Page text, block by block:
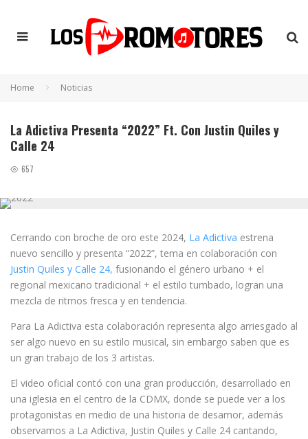
Home Noticias
La Adictiva Presenta “2022” Ft. Con Justin Quiles y
Calle 24
657
Cerrando con broche de oro este 2024, La Adictiva estrena
nuevo sencillo y presenta “2022”, tema en colaboración con
Justin Quiles y Calle 24, fusionando el género urbano + el
regional mexicano tradicional + el estilo tumbado, logran una
mezcla de ritmos fresca y en tendencia.
Para La Adictiva esta colaboración representa algo arriesgado al
ser algo nuevo en su estilo musical, sin embargo saben que es
un gran trabajo de los 3 artistas.
El video oficial contó con una gran producción, desarrollado en
una iglesia en el centro de la CDMX, donde se puede ver a los
protagonistas en medio de una historia de desamor, además
observamos a La Adictiva, Justin Quiles y Calle 24 cantando,